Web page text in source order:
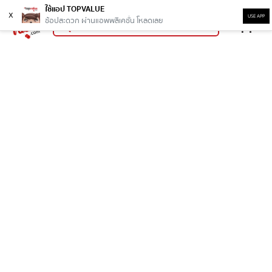
x
ใช้แอป TOPVALUE
ช้อปสะดวก ผ่านแอพพลิเคชั่น โหลดเลย
USE APP